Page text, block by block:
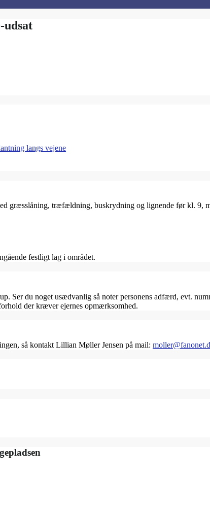
udsat
langs vejene
græsslåning, træfældning, buskrydning og lignende før kl. 9,
festligt lag i området.
Ser du noget usædvanlig så noter personens adfærd, evt.
der kræver ejernes opmærksomhed.
så kontakt Lillian Møller Jensen på mail: